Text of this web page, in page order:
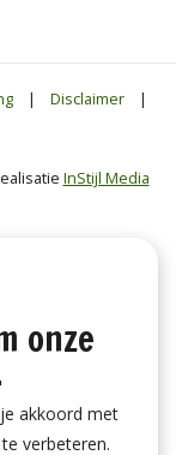
| Disclaimer
|
InStijl Media
onze
akkoord met
verbeteren.